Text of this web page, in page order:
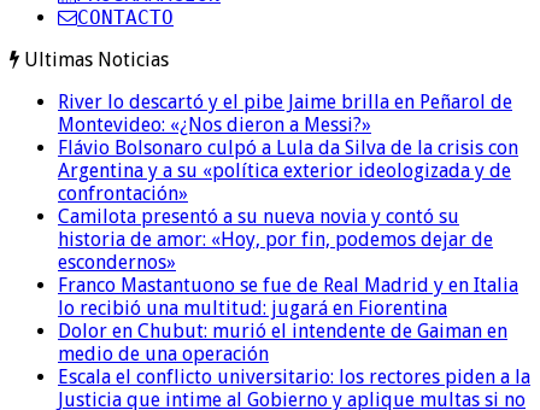
CONTACTO
Ultimas Noticias
River lo descartó y el pibe Jaime brilla en Peñarol de
Montevideo: «¿Nos dieron a Messi?»
Flávio Bolsonaro culpó a Lula da Silva de la crisis con
Argentina y a su «política exterior ideologizada y de
confrontación»
Camilota presentó a su nueva novia y contó su
historia de amor: «Hoy, por fin, podemos dejar de
escondernos»
Franco Mastantuono se fue de Real Madrid y en Italia
lo recibió una multitud: jugará en Fiorentina
Dolor en Chubut: murió el intendente de Gaiman en
medio de una operación
Escala el conflicto universitario: los rectores piden a la
Justicia que intime al Gobierno y aplique multas si no